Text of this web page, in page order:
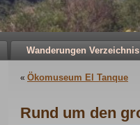
Wanderungen Verzeichnis
« Ökomuseum El Tanque
Rund um den